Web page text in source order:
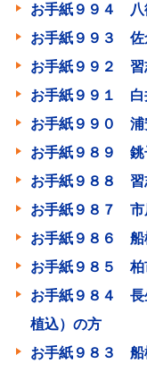
お手紙９９４ 八
お手紙９９３ 佐
お手紙９９２ 習
お手紙９９１ 白
お手紙９９０ 浦
お手紙９８９ 銚
お手紙９８８ 習
お手紙９８７ 市
お手紙９８６ 船
お手紙９８５ 柏
お手紙９８４ 長
植込）の方
お手紙９８３ 船